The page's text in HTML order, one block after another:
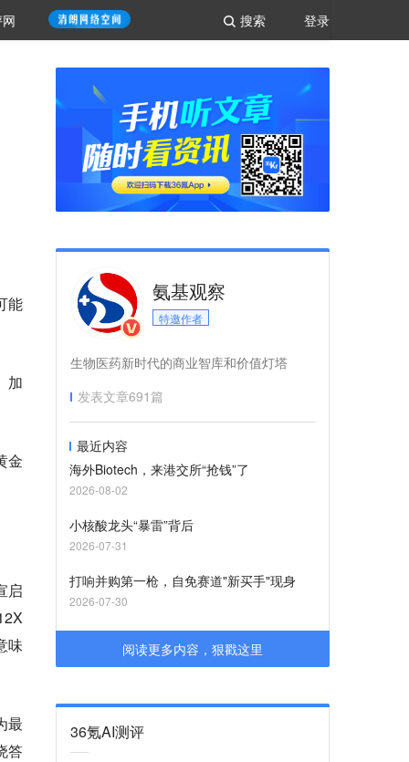
登录
搜索
能
加
金
启
味
最
答
氨基观察
特邀作者
生物医药新时代的商业智库和价值灯塔
发表文章691篇
最近内容
海外Biotech，来港交所“抢钱”了
2026-08-02
小核酸龙头“暴雷”背后
2026-07-31
打响并购第一枪，自免赛道"新买手"现身
2026-07-30
阅读更多内容，狠戳这里
36氪AI测评